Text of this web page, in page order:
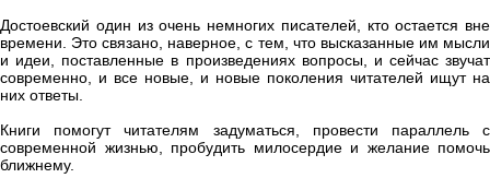
Достоевский один из очень немногих писателей, кто остается вне
времени. Это связано, наверное, с тем, что высказанные им мысли
и идеи, поставленные в произведениях вопросы, и сейчас звучат
современно, и все новые, и новые поколения читателей ищут на
них ответы.
Книги помогут читателям задуматься, провести параллель с
современной жизнью, пробудить милосердие и желание помочь
ближнему.